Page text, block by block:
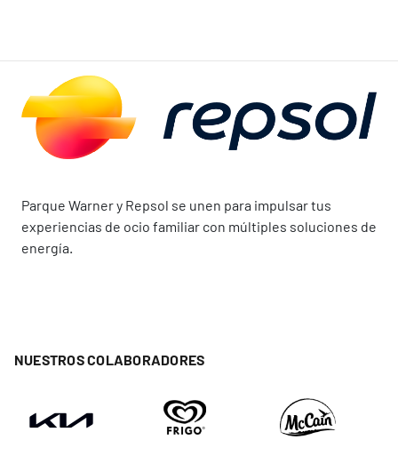
Parque Warner y Repsol se unen para impulsar tus
experiencias de ocio familiar con múltiples soluciones de
energía.
NUESTROS COLABORADORES